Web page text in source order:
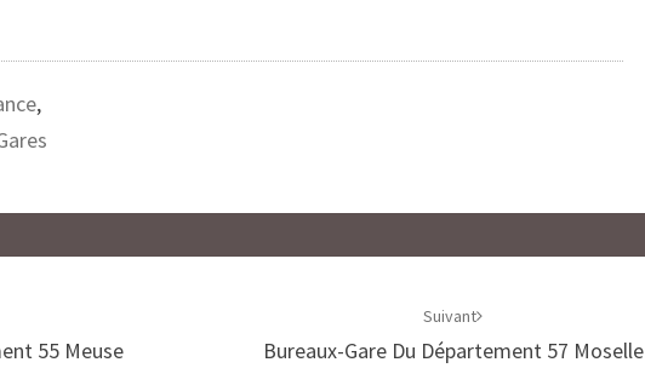
,
55 Meuse
Suivant
Bureaux-Gare Du Département 57 Moselle